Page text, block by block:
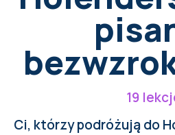
19
Ci, którzy podróżują do